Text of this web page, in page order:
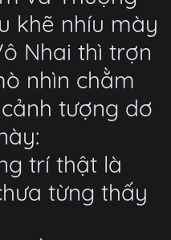
khẽ nhíu mày
Nhai thì trợn
nhìn chằm
tượng dơ
trí thật là
từng thấy